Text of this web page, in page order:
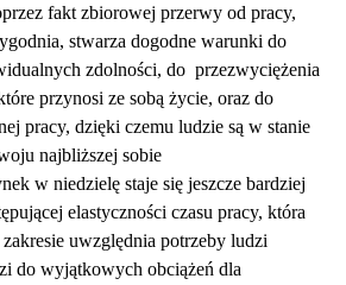
fakt zbiorowej przerwy od pracy,
stwarza dogodne warunki do
zdolności, do przezwyciężenia
przynosi ze sobą życie, oraz do
pracy, dzięki czemu ludzie są w stanie
najbliższej sobie
w niedzielę staje się jeszcze bardziej
elastyczności czasu pracy, która
uwzględnia potrzeby ludzi
do wyjątkowych obciążeń dla